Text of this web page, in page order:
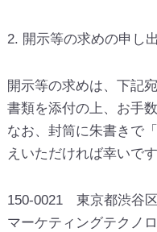
2. 開示等の求めの申し
開示等の求めは、下記
書類を添付の上、お手
なお、封筒に朱書きで
えいただければ幸いです
150-0021 東京都渋谷
マーケティングテクノ